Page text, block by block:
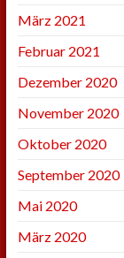
März 2021
Februar 2021
Dezember 2020
November 2020
Oktober 2020
September 2020
Mai 2020
März 2020